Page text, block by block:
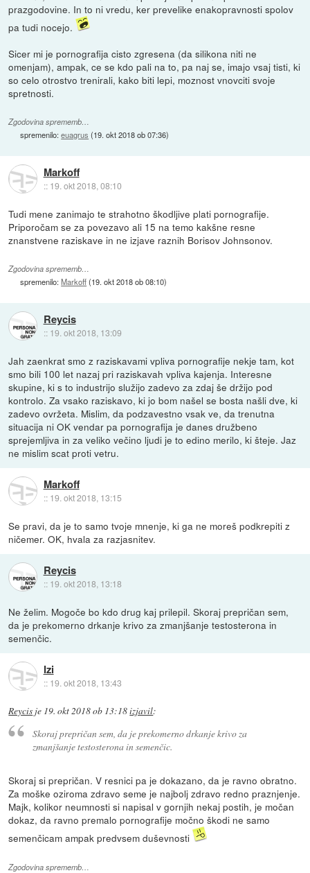
prazgodovine. In to ni vredu, ker prevelike enakopravnosti spolov
pa tudi nocejo.
Sicer mi je pornografija cisto zgresena (da silikona niti ne
omenjam), ampak, ce se kdo pali na to, pa naj se, imajo vsaj tisti, ki
so celo otrostvo trenirali, kako biti lepi, moznost vnovciti svoje
spretnosti.
Zgodovina sprememb…
spremenilo:euagrus (19. okt 2018 ob 07:36)
Markoff
:: 19. okt 2018, 08:10
Tudi mene zanimajo te strahotno škodljive plati pornografije.
Priporočam se za povezavo ali 15 na temo kakšne resne
znanstvene raziskave in ne izjave raznih Borisov Johnsonov.
Zgodovina sprememb…
spremenilo:Markoff(19. okt 2018 ob 08:10)
Reycis
:: 19. okt 2018, 13:09
Jah zaenkrat smo z raziskavami vpliva pornografije nekje tam, kot
smo bili 100 let nazaj pri raziskavah vpliva kajenja. Interesne
skupine, ki s to industrijo služijo zadevo za zdaj še držijo pod
kontrolo. Za vsako raziskavo, ki jo bom našel se bosta našli dve, ki
zadevo ovržeta. Mislim, da podzavestno vsak ve, da trenutna
situacija ni OK vendar pa pornografija je danes družbeno
sprejemljiva in za veliko večino ljudi je to edino merilo, ki šteje. Jaz
ne mislim scat proti vetru.
Markoff
:: 19. okt 2018, 13:15
Se pravi, da je to samo tvoje mnenje, ki ga ne moreš podkrepiti z
ničemer. OK, hvala za razjasnitev.
Reycis
:: 19. okt 2018, 13:18
Ne želim. Mogoče bo kdo drug kaj prilepil. Skoraj prepričan sem,
da je prekomerno drkanje krivo za zmanjšanje testosterona in
semenčic.
Izi
:: 19. okt 2018, 13:43
Reycis je 19. okt 2018 ob 13:18izjavil:
Skoraj prepričan sem, da je prekomerno drkanje krivo za
zmanjšanje testosterona in semenčic.
Skoraj si prepričan. V resnici pa je dokazano, da je ravno obratno.
Za moške oziroma zdravo seme je najbolj zdravo redno praznjenje.
Majk, kolikor neumnosti si napisal v gornjih nekaj postih, je močan
dokaz, da ravno premalo pornografije močno škodi ne samo
semenčicam ampak predvsem duševnosti
Zgodovina sprememb…